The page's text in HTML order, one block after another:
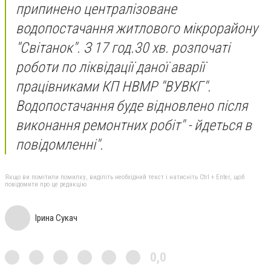
припинено централізоване
водопостачання житлового мікрорайону
"Світанок". З 17 год.30 хв. розпочаті
роботи по ліквідації даної аварії
працівниками КП НВМР "ВУВКГ".
Водопостачання буде відновлено після
виконання ремонтних робіт" - йдеться в
повідомленні".
Якщо ви помітили помилку, виділіть необхідний текст і натисніть Ctrl + Enter, щоб
повідомити про це редакцію
Ірина Сукач
0,0